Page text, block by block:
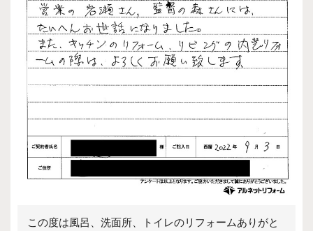
この度は風呂、洗面所、トイレのリフォームありがと